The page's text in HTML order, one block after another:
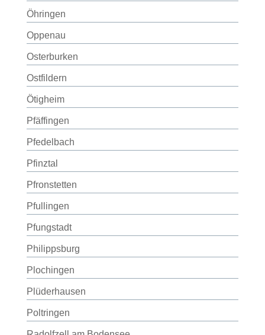
Öhringen
Oppenau
Osterburken
Ostfildern
Ötigheim
Pfäffingen
Pfedelbach
Pfinztal
Pfronstetten
Pfullingen
Pfungstadt
Philippsburg
Plochingen
Plüderhausen
Poltringen